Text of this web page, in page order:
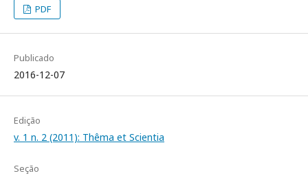
PDF
Publicado
2016-12-07
Edição
v. 1 n. 2 (2011): Thêma et Scientia
Seção